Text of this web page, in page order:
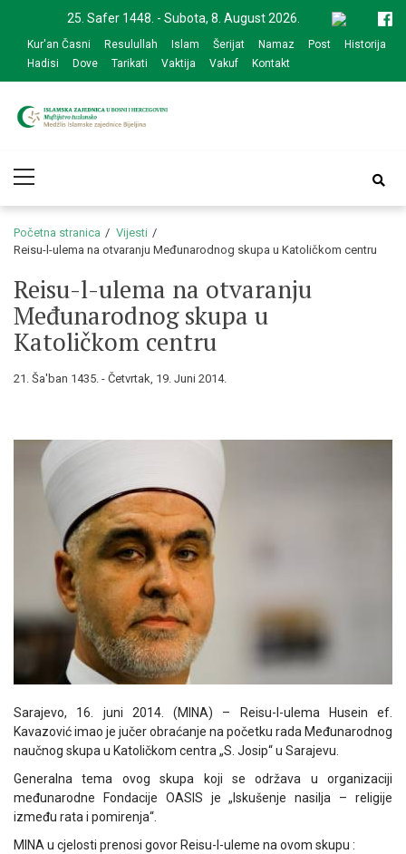
navigation
content
25. Safer 1448. - Subota, 8. August 2026.
Kur'an Časni Resulullah Islam Šerijat Namaz Post
Historija
Hadisi
Dove Tarikati Vaktija Vakuf Kontakt
zajednice Bijeljina
Menu
Početna stranica
Vijesti
Reisu-l-ulema na otvaranju Međunarodnog skupa u Katoličkom centru
Reisu-l-ulema na otvaranju
Međunarodnog skupa u
Katoličkom centru
21. Ša'ban 1435. - Četvrtak, 19. Juni 2014.
Sarajevo, 16. juni 2014. (MINA) – Reisu-l-ulema Husein ef.
Kavazović imao je jučer obraćanje na početku rada Međunarodnog
naučnog skupa u Katoličkom centra „S. Josip“ u Sarajevu.
Generalna tema ovog skupa koji se održava u organizaciji
međunarodne Fondacije OASIS je „Iskušenje nasilja – religije
između rata i pomirenja“.
MINA u cjelosti prenosi govor Reisu-l-uleme na ovom skupu :